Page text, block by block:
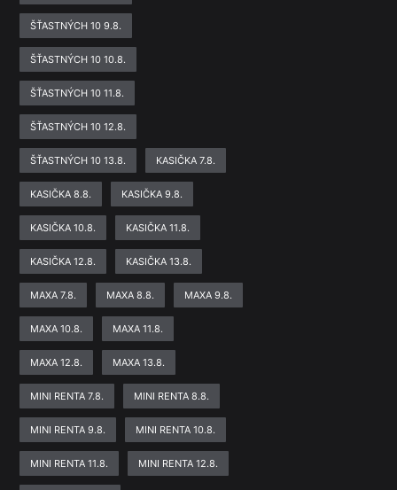
ŠŤASTNÝCH 10 9.8.
ŠŤASTNÝCH 10 10.8.
ŠŤASTNÝCH 10 11.8.
ŠŤASTNÝCH 10 12.8.
ŠŤASTNÝCH 10 13.8. KASIČKA 7.8.
KASIČKA 8.8. KASIČKA 9.8.
KASIČKA 10.8. KASIČKA 11.8.
KASIČKA 12.8. KASIČKA 13.8.
MAXA 7.8. MAXA 8.8. MAXA 9.8.
MAXA 10.8. MAXA 11.8.
MAXA 12.8. MAXA 13.8.
MINI RENTA 7.8. MINI RENTA 8.8.
MINI RENTA 9.8. MINI RENTA 10.8.
MINI RENTA 11.8. MINI RENTA 12.8.